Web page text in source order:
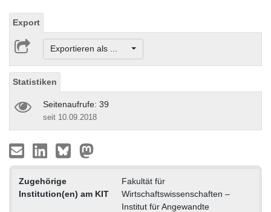
Export
Exportieren als ...
Statistiken
Seitenaufrufe: 39
seit 10.09.2018
Zugehörige
Institution(en) am KIT
Fakultät für
Wirtschaftswissenschaften –
Institut für Angewandte